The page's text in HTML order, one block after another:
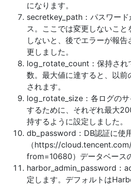
になります。
secretkey_path：パスワー
ス。ここでは変更しないこと
しないと、後でエラーが報
更しました。
log_rotate_count：保持され
数。最大値に達すると、以前
されます。
log_rotate_size：各ログの
するために、それぞれ最大
持するように設定しました。
db_password：DB認証に使
（https://
from=10680）データベース
harbor_admin_password：
定します。デフォルトは